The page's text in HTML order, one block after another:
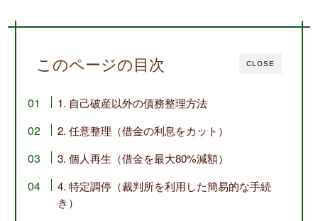
CLOSE
このページの目次
1. 自己破産以外の債務整理方法
2. 任意整理（借金の利息をカット）
3. 個人再生（借金を最大80%減額）
4. 特定調停（裁判所を利用した簡易的な手続
き）